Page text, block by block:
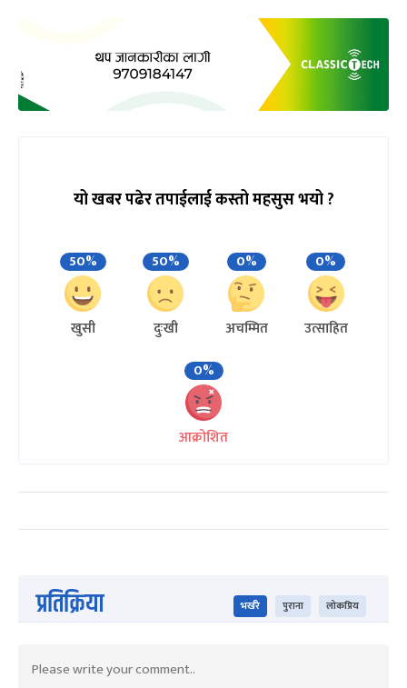
यो खबर पढेर तपाईलाई कस्तो महसुस भयो ?
50%
खुसी
50%
दुःखी
0%
अचम्मित
0%
उत्साहित
0%
आक्रोशित
प्रतिक्रिया भर्खरै पुराना लोकप्रिय